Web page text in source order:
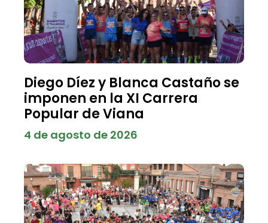
Diego Díez y Blanca Castaño se
imponen en la XI Carrera
Popular de Viana
4 de agosto de 2026